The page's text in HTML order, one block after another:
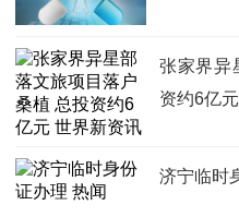
张家界异
资约6亿
济宁临时